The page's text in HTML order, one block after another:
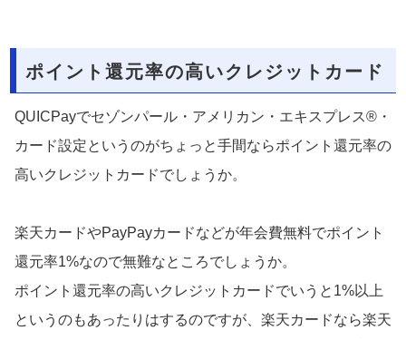
ポイント還元率の高いクレジットカード
QUICPayでセゾンパール・アメリカン・エキスプレス®・
カード設定というのがちょっと手間ならポイント還元率の
高いクレジットカードでしょうか。
楽天カードやPayPayカードなどが年会費無料でポイント
還元率1%なので無難なところでしょうか。
ポイント還元率の高いクレジットカードでいうと1%以上
というのもあったりはするのですが、楽天カードなら楽天